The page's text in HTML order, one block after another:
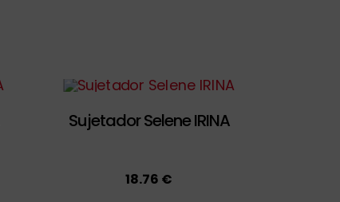
Sujetador Selene IRINA
18.76 €